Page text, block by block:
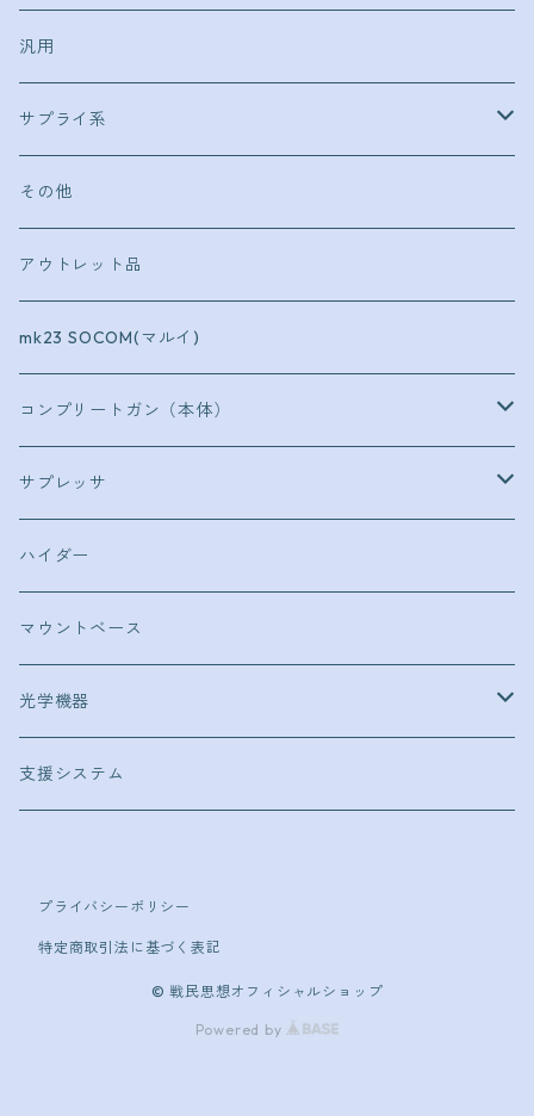
内部
マルイ
ＧＭ系
Ｖ10
ＫＳＣ
トカレフＴＴ３３
タナカ
Ｍ1917
汎用
サプライ系
キーホルダー
コースター
その他
アウトレット品
mk23 SOCOM(マルイ)
コンプリートガン（本体）
ショットガン
イサカM37
CA870
ボルトアクション
ハンドガン
消音材
サプレッサ
CA870用
φ35
φ25
エアコキガバメント用
14mm逆ネジ
φ25
消音材
ハイダー
マウントベース
光学機器
スコープ
オープンサイト
支援システム
プライバシーポリシー
特定商取引法に基づく表記
© 戦民思想オフィシャルショップ
Powered by